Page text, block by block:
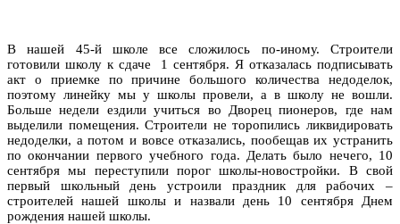
В нашей 45-й школе все сложилось по-иному. Строители
готовили школу к сдаче 1 сентября. Я отказалась подписывать
акт о приемке по причине большого количества недоделок,
поэтому линейку мы у школы провели, а в школу не вошли.
Больше недели ездили учиться во Дворец пионеров, где нам
выделили помещения. Строители не торопились ликвидировать
недоделки, а потом и вовсе отказались, пообещав их устранить
по окончании первого учебного года. Делать было нечего, 10
сентября мы переступили порог школы-новостройки. В свой
первый школьный день устроили праздник для рабочих –
строителей нашей школы и назвали день 10 сентября Днем
рождения нашей школы.